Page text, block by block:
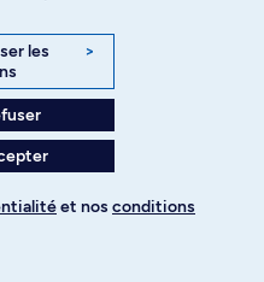
psychologie
Nouvelles et
événements
les
>
et nos conditions